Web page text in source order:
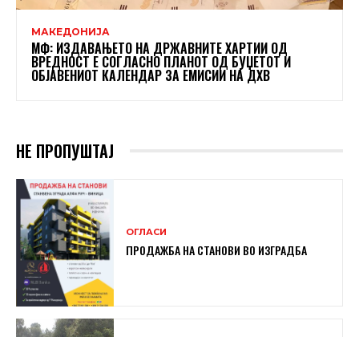
МАКЕДОНИЈА
МФ: ИЗДАВАЊЕТО НА ДРЖАВНИТЕ ХАРТИИ ОД
ВРЕДНОСТ Е СОГЛАСНО ПЛАНОТ ОД БУЏЕТОТ И
ОБЈАВЕНИОТ КАЛЕНДАР ЗА ЕМИСИИ НА ДХВ
НЕ ПРОПУШТАЈ
ОГЛАСИ
ПРОДАЖБА НА СТАНОВИ ВО ИЗГРАДБА